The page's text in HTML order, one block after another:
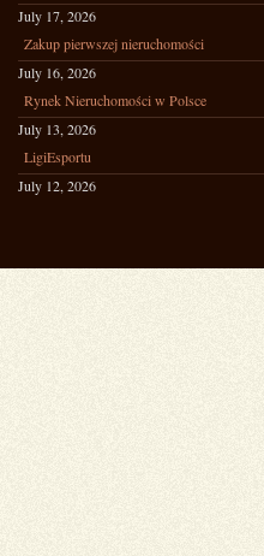
July 17, 2026
Zakup pierwszej nieruchomości
July 16, 2026
Rynek Nieruchomości w Polsce
July 13, 2026
LigiEsportu
July 12, 2026